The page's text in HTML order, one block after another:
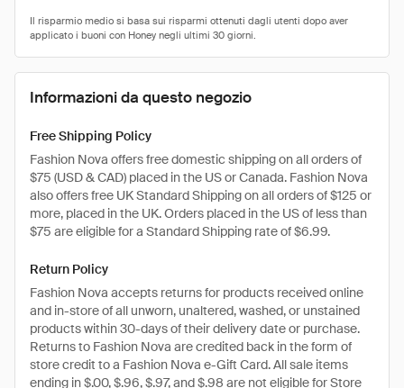
Informazioni da questo negozio
Free Shipping Policy
Fashion Nova offers free domestic shipping on all orders of
$75 (USD & CAD) placed in the US or Canada. Fashion Nova
also offers free UK Standard Shipping on all orders of $125 or
more, placed in the UK. Orders placed in the US of less than
$75 are eligible for a Standard Shipping rate of $6.99.
Return Policy
Fashion Nova accepts returns for products received online
and in-store of all unworn, unaltered, washed, or unstained
products within 30-days of their delivery date or purchase.
Returns to Fashion Nova are credited back in the form of
store credit to a Fashion Nova e-Gift Card. All sale items
ending in $.00, $.96, $.97, and $.98 are not eligible for Store